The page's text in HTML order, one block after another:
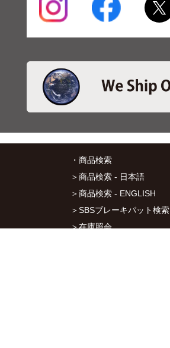
・商品検索
＞商品検索 - 日本語
＞商品検索 - ENGLISH
＞SBSブレーキパット検索
＞在庫照会